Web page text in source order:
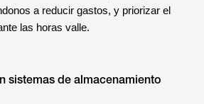
a reducir gastos, y priorizar el
las horas valle.
sistemas de almacenamiento